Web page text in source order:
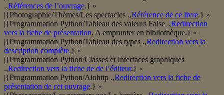
.,Références de l’ouvrage.} »
|{Photographie/Thèmes/Les spectacles .,Référence de ce livre.} »
|{Programmation Python/Tableau des valeurs False .,Redirection
vers la fiche de présentation. A emprunter en bibliothèque.} »
|{Programmation Python/Tableau des types .,Redirection vers la
description complète.} »
|{Programmation Python/Classes et Interfaces graphiques
.,Redirection vers la fiche de de l’éditeur.} »
|{Programmation Python/Aiohttp .,Redirection vers la fiche de
présentation de cet ouvrage.} »